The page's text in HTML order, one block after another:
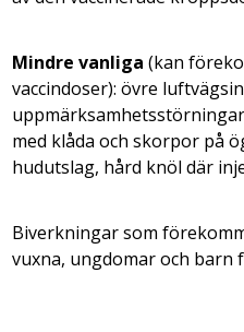
Mindre vanliga (kan
vaccindoser): övre
med klåda och skorpor på
hudutslag, hård knöl där
Biverkningar som
vuxna, ungdomar och barn